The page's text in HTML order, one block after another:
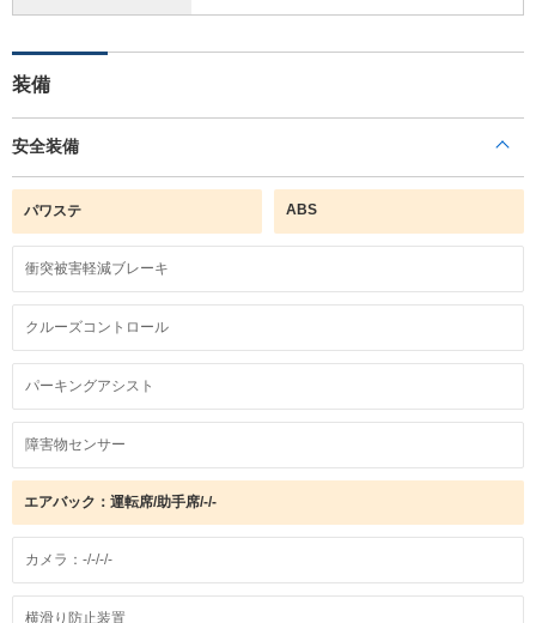
装備
安全装備
パワステ ABS
衝突被害軽減ブレーキ
クルーズコントロール
パーキングアシスト
障害物センサー
エアバック：運転席/助手席/-/-
カメラ：-/-/-/-
横滑り防止装置